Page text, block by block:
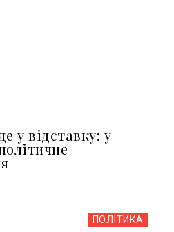
у відставку: у
ПОЛІТИКА